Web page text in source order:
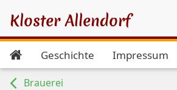
Kloster Allendorf
Geschichte Impressum
Brauerei